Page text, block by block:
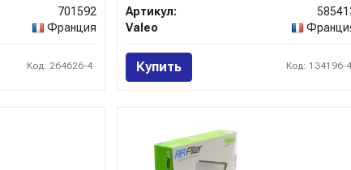
701592
Франция
Код: 264626-4
Артикул:
Valeo
Купить Код: 134196-4